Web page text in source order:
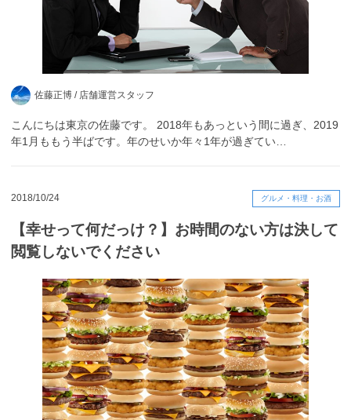
佐藤正博 / 店舗運営スタッフ
こんにちは東京の佐藤です。 2018年もあっという間に過ぎ、2019
年1月ももう半ばです。年のせいか年々1年が過ぎてい…
2018/10/24 グルメ・料理・お酒
【幸せって何だっけ？】お時間のない方は決して
閲覧しないでください